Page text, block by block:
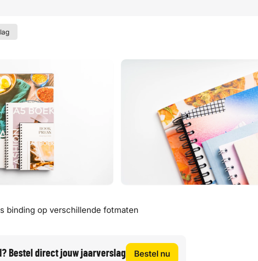
binding op verschillende fotmaten
Bestel direct jouw jaarverslag Bestel nu